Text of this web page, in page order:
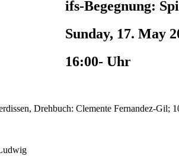
ifs-Begegnung:
Sunday, 17. May
16:00- Uhr
Drehbuch: Clemente Fernandez-Gil;